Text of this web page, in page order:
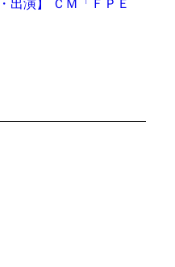
出演】 ＣＭ「ＦＰＥ